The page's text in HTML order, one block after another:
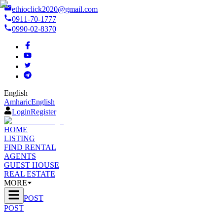
ethioclick2020@gmail.com
0911-70-1777
0990-02-8370
English
AmharicEnglish
LoginRegister
HOME
LISTING
FIND RENTAL
AGENTS
GUEST HOUSE
REAL ESTATE
MORE
POST
POST